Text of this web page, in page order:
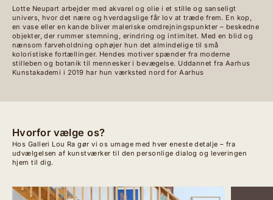
Lotte Neupart arbejder med akvarel og olie i et stille og sanseligt
univers, hvor det nære og hverdagslige får lov at træde frem. En kop,
en vase eller en kande bliver maleriske omdrejningspunkter – beskedne
objekter, der rummer stemning, erindring og intimitet. Med en blid og
nænsom farveholdning ophøjer hun det almindelige til små
koloristiske fortællinger. Hendes motiver spænder fra moderne
stilleben og botanik til mennesker i bevægelse. Uddannet fra Aarhus
Kunstakademi i 2019 har hun værksted nord for Aarhus
Hvorfor vælge os?
Hos Galleri Lou Ra gør vi os umage med hver eneste detalje – fra
udvælgelsen af kunstværker til den personlige dialog og leveringen
hjem til dig.